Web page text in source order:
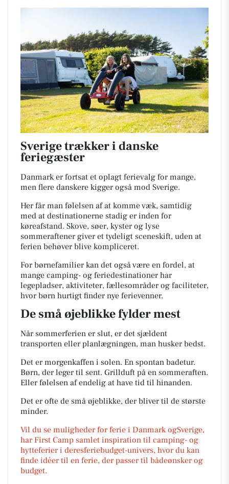
Sverige trækker i danske
feriegæster
Danmark er fortsat et oplagt ferievalg for mange,
men flere danskere kigger også mod Sverige.
Her får man følelsen af at komme væk, samtidig
med at destinationerne stadig er inden for
køreafstand. Skove, søer, kyster og lyse
sommeraftener giver et tydeligt sceneskift, uden at
ferien behøver blive kompliceret.
For børnefamilier kan det også være en fordel, at
mange camping- og feriedestinationer har
legepladser, aktiviteter, fællesområder og faciliteter,
hvor børn hurtigt finder nye ferievenner.
De små øjeblikke fylder mest
Når sommerferien er slut, er det sjældent
transporten eller planlægningen, man husker bedst.
Det er morgenkaffen i solen. En spontan badetur.
Børn, der leger til sent. Grillduft på en sommeraften.
Eller følelsen af endelig at have tid til hinanden.
Det er ofte de små øjeblikke, der bliver til de største
minder.
Vil du se muligheder for ferie i Danmark ogSverige,
har First Camp samlet inspiration til camping- og
hytteferier i deresferiebudget-univers, hvor du kan
finde idéer til en ferie, der passer til bådeønsker og
budget.